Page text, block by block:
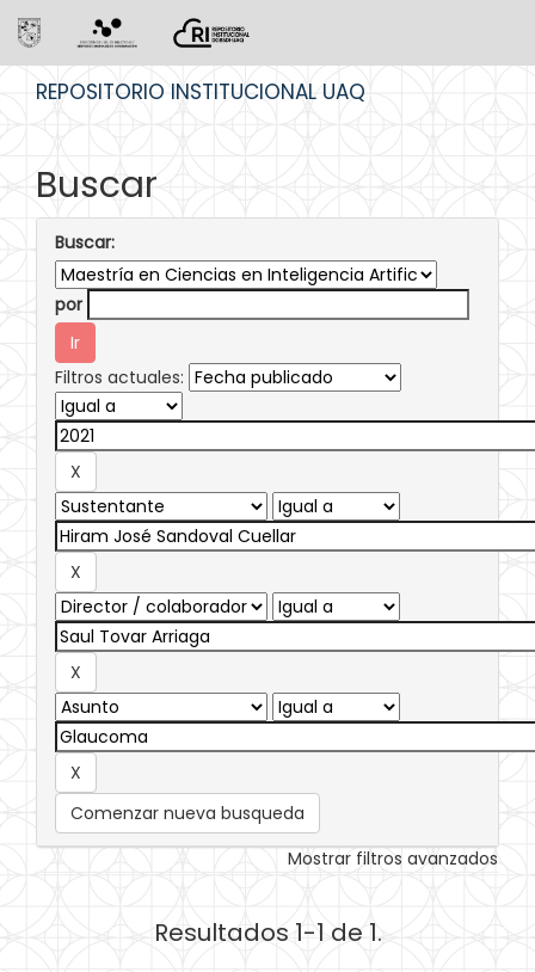
REPOSITORIO INSTITUCIONAL UAQ
Buscar
Buscar:
por
Filtros actuales:
Comenzar nueva busqueda
Mostrar filtros avanzados
Resultados 1-1 de 1.